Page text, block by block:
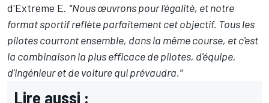
d'Extreme E. "Nous œuvrons pour l’égalité, et notre
format sportif reflète parfaitement cet objectif. Tous les
pilotes courront ensemble, dans la même course, et c'est
la combinaison la plus efficace de pilotes, d'équipe,
d'ingénieur et de voiture qui prévaudra."
Lire aussi :